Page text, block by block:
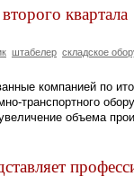
квартала
штабелер складское
компанией по
транспортного
объема